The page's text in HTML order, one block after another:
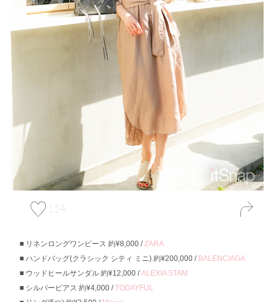
114
リネンロングワンピース 約¥8,000 /ZARA
ハンドバッグ(クラシック シティ ミニ) 約¥200,000 / BALENCIAGA
ウッドヒールサンダル 約¥12,000 /ALEXIA STAM
シルバーピアス 約¥4,000 /TODAYFUL